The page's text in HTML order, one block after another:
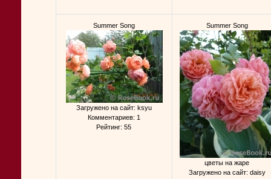
Summer Song
Загружено на сайт: ksyu
Комментариев: 1
Рейтинг: 55
Summer Song
цветы на жаре
Загружено на сайт: daisy